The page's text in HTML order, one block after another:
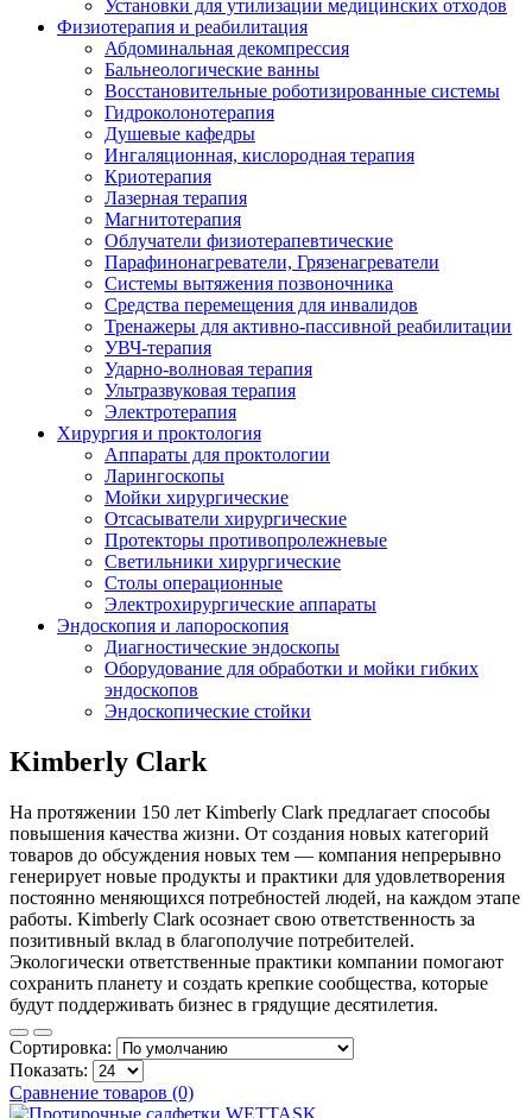
Установки для утилизации медицинских отходов
Физиотерапия и реабилитация
Абдоминальная декомпрессия
Бальнеологические ванны
Восстановительные роботизированные системы
Гидроколонотерапия
Душевые кафедры
Ингаляционная, кислородная терапия
Криотерапия
Лазерная терапия
Магнитотерапия
Облучатели физиотерапевтические
Парафинонагреватели, Грязенагреватели
Системы вытяжения позвоночника
Средства перемещения для инвалидов
Тренажеры для активно-пассивной реабилитации
УВЧ-терапия
Ударно-волновая терапия
Ультразвуковая терапия
Электротерапия
Хирургия и проктология
Аппараты для проктологии
Ларингоскопы
Мойки хирургические
Отсасыватели хирургические
Протекторы противопролежневые
Светильники хирургические
Столы операционные
Электрохирургические аппараты
Эндоскопия и лапороскопия
Диагностические эндоскопы
Оборудование для обработки и мойки гибких
эндоскопов
Эндоскопические стойки
Kimberly Clark
На протяжении 150 лет Kimberly Clark предлагает способы
повышения качества жизни. От создания новых категорий
товаров до обсуждения новых тем — компания непрерывно
генерирует новые продукты и практики для удовлетворения
постоянно меняющихся потребностей людей, на каждом этапе
работы. Kimberly Clark осознает свою ответственность за
позитивный вклад в благополучие потребителей.
Экологически ответственные практики компании помогают
сохранить планету и создать крепкие сообщества, которые
будут поддерживать бизнес в грядущие десятилетия.
Сортировка:
Показать:
Сравнение товаров (0)